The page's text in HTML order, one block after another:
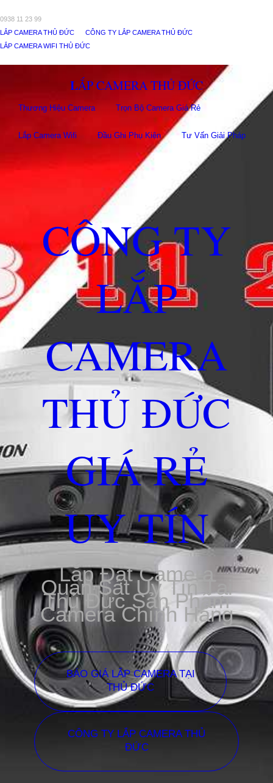
0938 11 23 99
LẮP CAMERA THỦ ĐỨC
CÔNG TY LẮP CAMERA THỦ ĐỨC
LẮP CAMERA WIFI THỦ ĐỨC
LẮP CAMERA THỦ ĐỨC
Thương Hiệu Camera Trọn Bộ Camera Giá Rẻ
Lắp Camera Wifi Đầu Ghi Phụ Kiên Tư Vấn Giải Pháp
CÔNG TY
LẮP
CAMERA
THỦ ĐỨC
GIÁ RẺ
UY TÍN
Lắp Đặt Camera
Quan Sát Uy Tín Tại
Thủ Đức Sản Phẩm
Camera Chính Hãng
BÁO GIÁ LẮP CAMERA TẠI
THỦ ĐỨC
CÔNG TY LẮP CAMERA THỦ
ĐỨC